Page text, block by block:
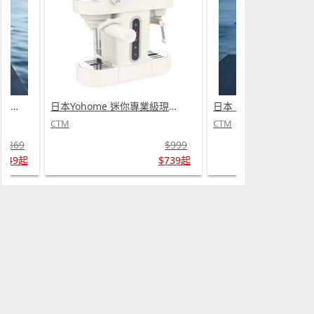
日本 DEAR.MIN 雲感多重軟芯柔托緩壓Peace柔眠枕 (需訂貨)
$369
起
日本Yohome 迷你專業級現磨鮮萃奶泡3合1半自動家庭意式咖啡機 (需訂貨)
CTM
$999
$739起
CTM